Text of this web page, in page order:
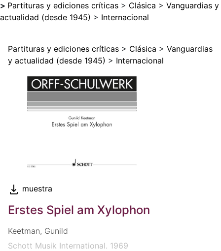
> Partituras y ediciones críticas > Clásica > Vanguardias y
actualidad (desde 1945) > Internacional
Partituras y ediciones críticas > Clásica > Vanguardias
y actualidad (desde 1945) > Internacional
muestra
Erstes Spiel am Xylophon
Keetman, Gunild
Schott Musik International. 1969